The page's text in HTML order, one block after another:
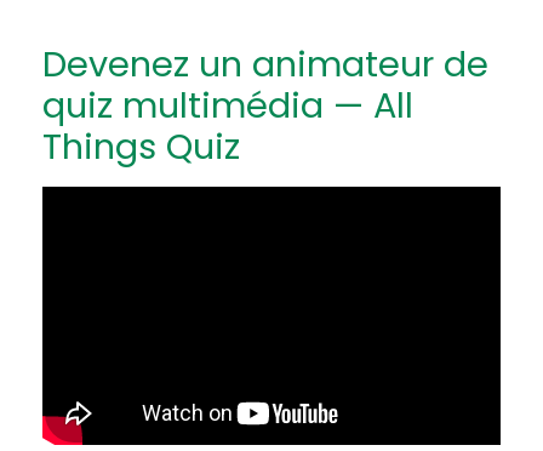
Devenez un animateur de
quiz multimédia — All
Things Quiz